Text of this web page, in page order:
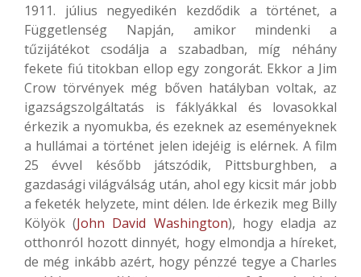
1911. július negyedikén kezdődik a történet, a
Függetlenség Napján, amikor mindenki a
tűzijátékot csodálja a szabadban, míg néhány
fekete fiú titokban ellop egy zongorát. Ekkor a Jim
Crow törvények még bőven hatályban voltak, az
igazságszolgáltatás is fáklyákkal és lovasokkal
érkezik a nyomukba, és ezeknek az eseményeknek
a hullámai a történet jelen idejéig is elérnek. A film
25 évvel később játszódik, Pittsburghben, a
gazdasági világválság után, ahol egy kicsit már jobb
a feketék helyzete, mint délen. Ide érkezik meg Billy
Kölyök (John David Washington), hogy eladja az
otthonról hozott dinnyét, hogy elmondja a híreket,
de még inkább azért, hogy pénzzé tegye a Charles